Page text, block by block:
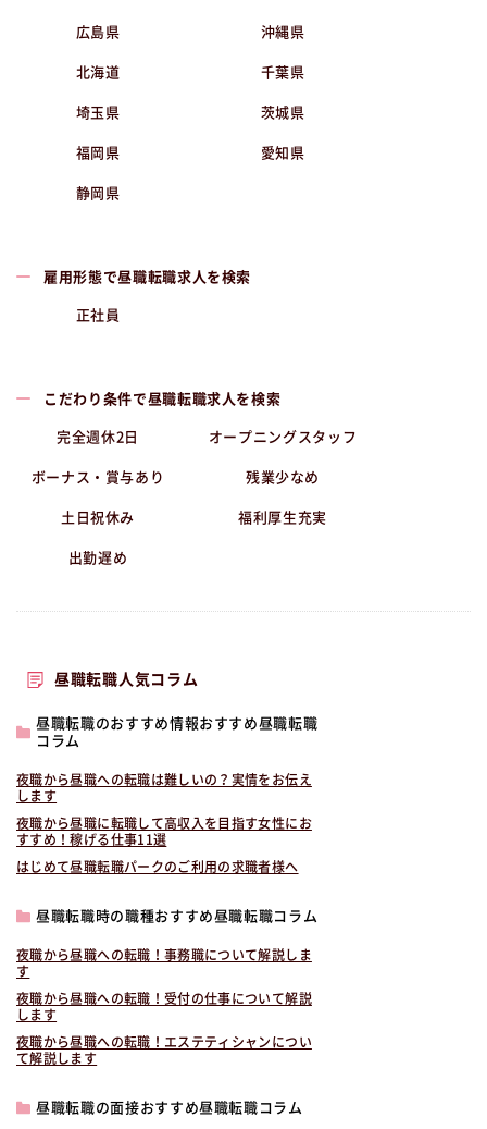
広島県 沖縄県
北海道 千葉県
埼玉県 茨城県
福岡県 愛知県
静岡県
雇用形態で昼職転職求人を検索
正社員
こだわり条件で昼職転職求人を検索
完全週休2日 オープニングスタッフ
ボーナス・賞与あり 残業少なめ
土日祝休み 福利厚生充実
出勤遅め
昼職転職人気コラム
昼職転職のおすすめ情報おすすめ昼職転職
コラム
夜職から昼職への転職は難しいの？実情をお伝え
します
夜職から昼職に転職して高収入を目指す女性にお
すすめ！稼げる仕事11選
はじめて昼職転職パークのご利用の求職者様へ
昼職転職時の職種おすすめ昼職転職コラム
夜職から昼職への転職！事務職について解説しま
す
夜職から昼職への転職！受付の仕事について解説
します
夜職から昼職への転職！エステティシャンについ
て解説します
昼職転職の面接おすすめ昼職転職コラム